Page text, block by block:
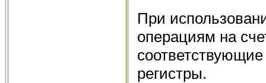
При
операциям на
регистры.